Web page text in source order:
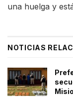
una huelga y
NOTICIAS